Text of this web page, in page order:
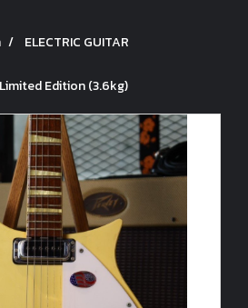
ELECTRIC GUITAR
Edition (3.6kg)